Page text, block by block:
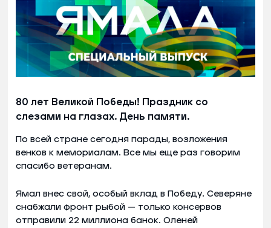
80 лет Великой Победы! Праздник со
слезами на глазах. День памяти.
По всей стране сегодня парады, возложения
венков к мемориалам. Все мы еще раз говорим
спасибо ветеранам.
Ямал внес свой, особый вклад в Победу. Северяне
снабжали фронт рыбой — только консервов
отправили 22 миллиона банок. Оленей